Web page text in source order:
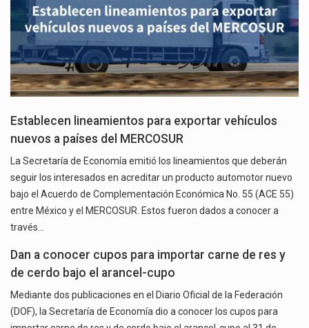
Establecen lineamientos para exportar vehículos
nuevos a países del MERCOSUR
La Secretaría de Economía emitió los lineamientos que deberán
seguir los interesados en acreditar un producto automotor nuevo
bajo el Acuerdo de Complementación Económica No. 55 (ACE 55)
entre México y el MERCOSUR. Estos fueron dados a conocer a
través…
Dan a conocer cupos para importar carne de res y
de cerdo bajo el arancel-cupo
Mediante dos publicaciones en el Diario Oficial de la Federación
(DOF), la Secretaría de Economía dio a conocer los cupos para